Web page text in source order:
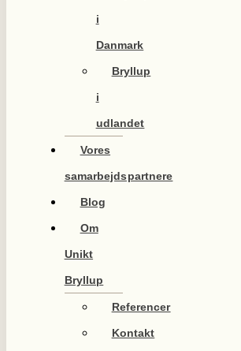
i
Danmark
Bryllup
i
udlandet
Vores
samarbejdspartnere
Blog
Om
Unikt
Bryllup
Referencer
Kontakt